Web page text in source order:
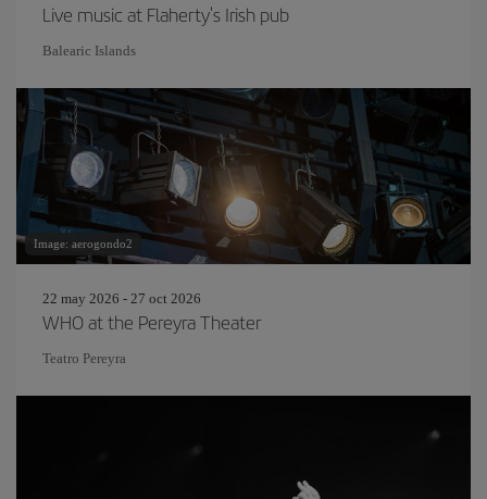
Live music at Flaherty's Irish pub
Balearic Islands
Image: aerogondo2
22 may 2026 - 27 oct 2026
WHO at the Pereyra Theater
Teatro Pereyra